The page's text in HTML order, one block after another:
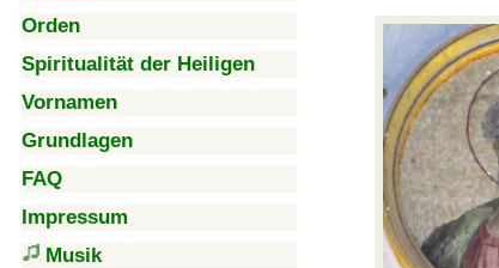
Orden
Spiritualität der Heiligen
Vornamen
Grundlagen
FAQ
Impressum
Musik